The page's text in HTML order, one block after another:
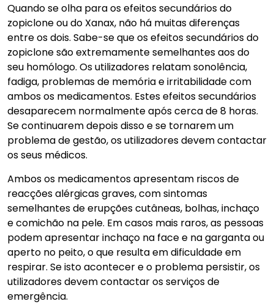
Quando se olha para os efeitos secundários do
zopiclone ou do Xanax, não há muitas diferenças
entre os dois. Sabe-se que os efeitos secundários do
zopiclone são extremamente semelhantes aos do
seu homólogo. Os utilizadores relatam sonolência,
fadiga, problemas de memória e irritabilidade com
ambos os medicamentos. Estes efeitos secundários
desaparecem normalmente após cerca de 8 horas.
Se continuarem depois disso e se tornarem um
problema de gestão, os utilizadores devem contactar
os seus médicos.
Ambos os medicamentos apresentam riscos de
reacções alérgicas graves, com sintomas
semelhantes de erupções cutâneas, bolhas, inchaço
e comichão na pele. Em casos mais raros, as pessoas
podem apresentar inchaço na face e na garganta ou
aperto no peito, o que resulta em dificuldade em
respirar. Se isto acontecer e o problema persistir, os
utilizadores devem contactar os serviços de
emergência.